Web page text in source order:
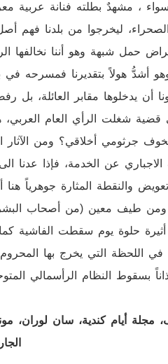
، مشهدٌ بطلته فنانة عربية
ليخرجوا من بلدنا فهم
حمل شبهة وهو أننا
وهو أشدُّ هولاً بتقديرنا فمسرحه
أن يدخلوها مقابر العائلة،
قضية شغلت الرأي العام
جرثومي أخلاقي؟ ومن الآثار
الاجباري عن الخدمة، فإذا عدنا
والنقطة المثارة جوهرياً
ومن طيف معين (من أصحاب
حلوة يوم سقطت الفاشية كما
في اللحظة التي يخرج بها
بسقوط النظام الرأسمالي
مجلة أيام كندية، سان لوران،